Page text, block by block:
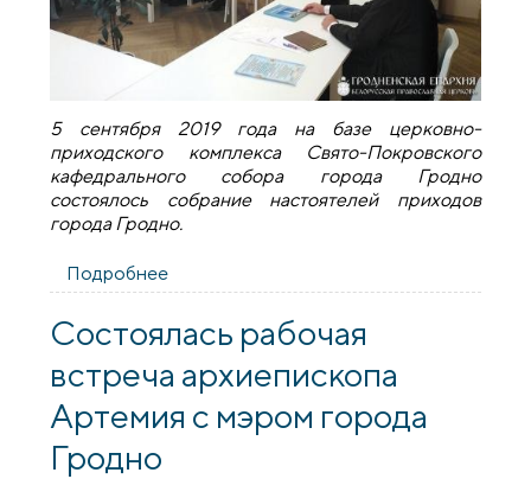
​​​​​​​5 сентября 2019 года на базе церковно-
приходского комплекса Свято-Покровского
кафедрального собора города Гродно
состоялось собрание настоятелей приходов
города Гродно.
Подробнее
приходов города Гродно
Состоялась рабочая
встреча архиепископа
Артемия с мэром города
Гродно